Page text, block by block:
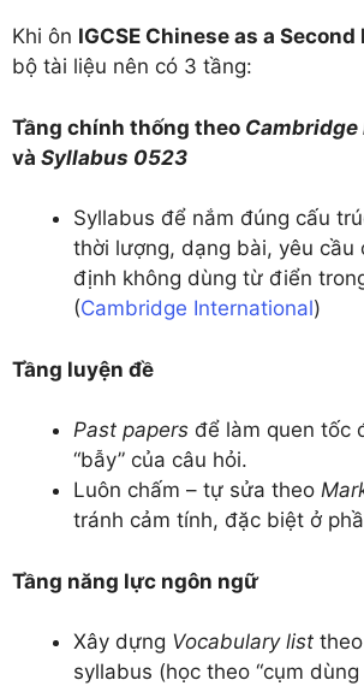
Khi ôn IGCSE Chinese as a
bộ tài liệu nên có 3 tầng:
Tầng chính thống theo Cambridge
và Syllabus 0523
Syllabus để nắm đúng cấu
thời lượng, dạng bài, yêu cầu
định không dùng từ điển
(Cambridge International)
Tầng luyện đề
Past papers để làm quen tốc
“bẫy” của câu hỏi.
Luôn chấm – tự sửa theo
tránh cảm tính, đặc biệt ở
Tầng năng lực ngôn ngữ
Xây dựng Vocabulary list
syllabus (học theo “cụm dùng